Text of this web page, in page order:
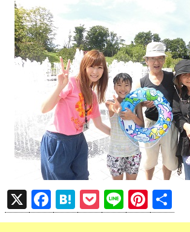
X
F
a
H
at
P
o
Li
n
Pi
nt